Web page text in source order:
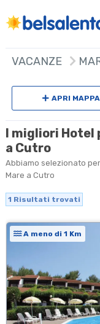
VACANZE
APRI MAPPA
I migliori Hotel
a Cutro
Abbiamo selezionato
Mare a Cutro
1 Risultati trovati
A meno di 1 Km
+